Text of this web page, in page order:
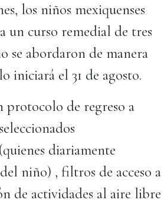
los niños mexiquenses
un curso remedial de tres
se abordaron de manera
iniciará el 31 de agosto.
protocolo de regreso a
diariamente
niño) , filtros de acceso a
de actividades al aire libre